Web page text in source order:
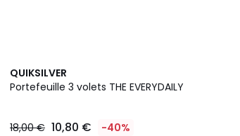
QUIKSILVER
Portefeuille 3 volets THE EVERYDAILY
18,00 € 10,80 € -40%
2
Couleurs